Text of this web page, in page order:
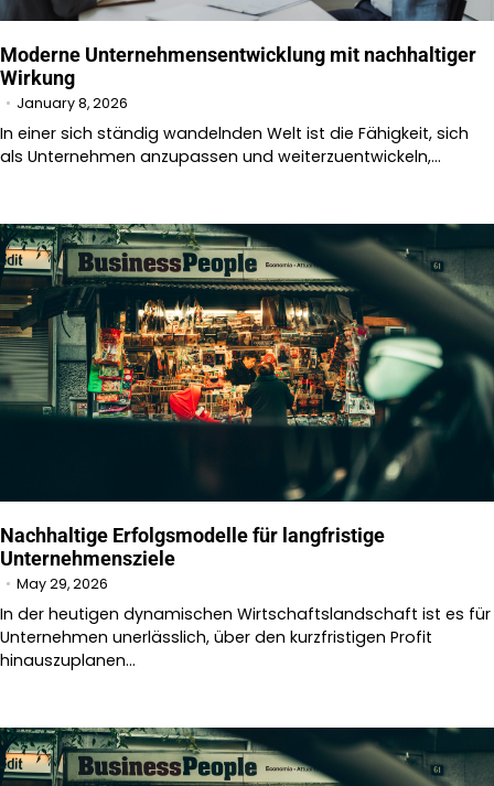
Moderne Unternehmensentwicklung mit nachhaltiger
Wirkung
January 8, 2026
In einer sich ständig wandelnden Welt ist die Fähigkeit, sich
als Unternehmen anzupassen und weiterzuentwickeln,…
Nachhaltige Erfolgsmodelle für langfristige
Unternehmensziele
May 29, 2026
In der heutigen dynamischen Wirtschaftslandschaft ist es für
Unternehmen unerlässlich, über den kurzfristigen Profit
hinauszuplanen…